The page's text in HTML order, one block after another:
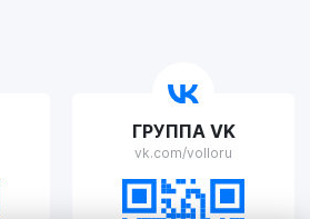
д.109/2
Сб-Вс выходной
ГРУППА VK
vk.com/volloru